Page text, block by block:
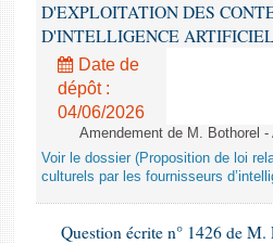
D'EXPLOITATION DES
D'INTELLIGENCE
Date de
dépôt :
04/06/2026
Amendement de M. Bothorel
Voir le dossier (Proposition de loi
culturels par les fournisseurs
Question écrite n° 1426 de